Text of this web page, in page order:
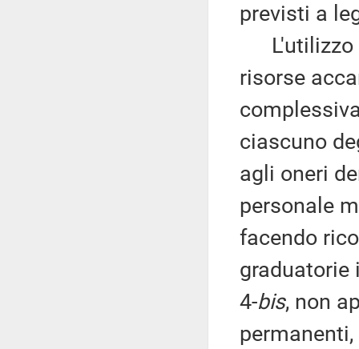
previsti a
L'utilizzo
risorse
ciascuno
agli oneri
personale
facendo
graduatorie
4-bis, non